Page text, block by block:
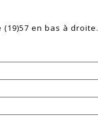
en bas à droite.